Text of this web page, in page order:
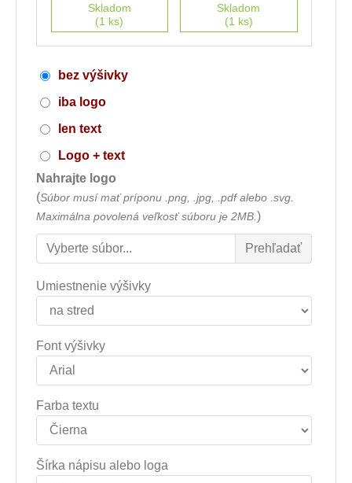
Skladom
(1 ks)
Skladom
(1 ks)
bez výšivky
iba logo
len text
Logo + text
Nahrajte logo
(Súbor musí mať príponu .png, .jpg, .pdf alebo .svg.
Maximálna povolená veľkosť súboru je 2MB. )
Umiestnenie výšivky
Font výšivky
Farba textu
Šírka nápisu alebo loga